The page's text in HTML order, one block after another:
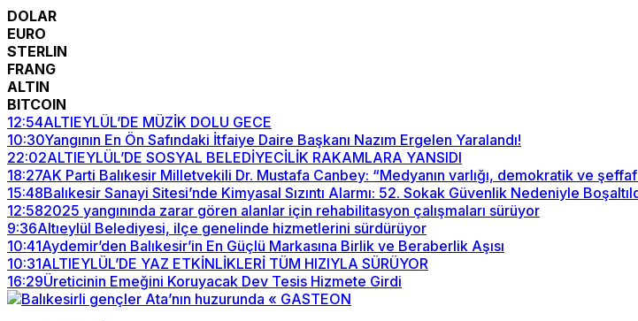
DOLAR
EURO
STERLIN
FRANG
ALTIN
BITCOIN
12:54ALTIEYLÜL’DE MÜZİK DOLU GECE
10:30Yangının En Ön Safındaki İtfaiye Daire Başkanı Nazım Ergelen Yaralandı!
22:02ALTIEYLÜL’DE SOSYAL BELEDİYECİLİK RAKAMLARA YANSIDI
18:27AK Parti Balıkesir Milletvekili Dr. Mustafa Canbey: “Medyanın varlığı, demokratik ve
15:48Balıkesir Sanayi Sitesi’nde Kimyasal Sızıntı Alarmı: 52. Sokak Güvenlik Nedeniyle
12:582025 yangınında zarar gören alanlar için rehabilitasyon çalışmaları sürüyor
9:36Altıeylül Belediyesi, ilçe genelinde hizmetlerini sürdürüyor
10:41Aydemir’den Balıkesir’in En Güçlü Markasına Birlik ve Beraberlik Aşısı
10:31ALTIEYLÜL’DE YAZ ETKİNLİKLERİ TÜM HIZIYLA SÜRÜYOR
16:29Üreticinin Emeğini Koruyacak Dev Tesis Hizmete Girdi